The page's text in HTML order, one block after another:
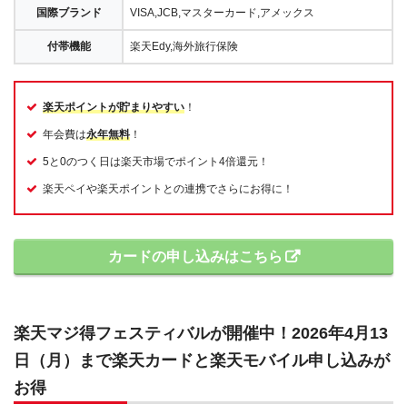
国際ブランド VISA,JCB,マスターカード,アメックス
付帯機能 楽天Edy,海外旅行保険
楽天ポイントが貯まりやすい ！
年会費は永年無料 ！
5と0のつく日は楽天市場でポイント4倍還元！
楽天ペイや楽天ポイントとの連携でさらにお得に！
カードの申し込みはこちら
楽天マジ得フェスティバルが開催中！2026年4月13
日（月）まで楽天カードと楽天モバイル申し込みが
お得